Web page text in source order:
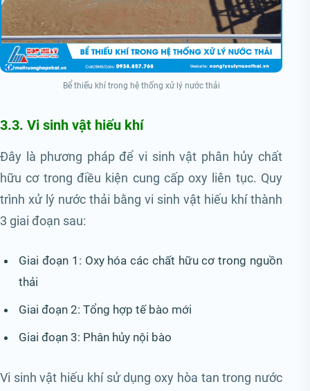
Bể thiếu khí trong hệ thống xử lý nước thải
3.3. Vi sinh vật hiếu khí
Đây là phương pháp để vi sinh vật phân hủy chất
hữu cơ trong điều kiện cung cấp oxy liên tục. Quy
trình xử lý nước thải bằng vi sinh vật hiếu khí thành
3 giai đoạn sau:
Giai đoạn 1: Oxy hóa các chất hữu cơ trong nguồn
thải
Giai đoạn 2: Tổng hợp tế bào mới
Giai đoạn 3: Phân hủy nội bào
Vi sinh vật hiếu khí sử dụng oxy hòa tan trong nước